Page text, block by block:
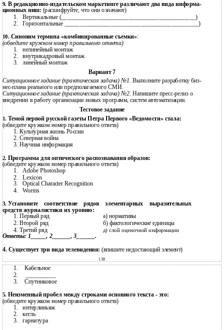
9. В редакционно-издательском маркетинге различают два вида информа-
ционных ниш: (расшифруйте, что они означают)
1.
Вертикальные (____________________________________________)
2.
Горизонтальные ____________________________________________)
10. Синоним термина «комбинированные съемки»:
(обведите кружком номер правильного ответа)
1.
нелинейный монтаж
2.
внутрикадровый монтаж
3.
линейный монтаж
Вариант 7
Ситуационное задание (практическая задача) №1.Выполните разработку биз-
нес-плана реального или предполагаемого СМИ.
Ситуационное задание (практическая задача) №2.Напишите пресс-релизо
внедрении в работу организации новых программ, систем автоматизации.
Тестовое задание
1. Темой первой русской газеты Петра Первого «Ведомости» стала:
(обведите кружком номер правильного ответа)
1.
Культурная жизнь России
2. Северная война
3. Научная информация
2. Программа для оптического распознавания образов:
(обведите кружком номер правильного ответа)
1.
Adobe Photoshop
2. Lexicon
3. Optical Character Recognition
4. Worms
3. Установите соответствие рядов элементарных выразительных
средств журналистики их уровню:
1. Первый ряд
а) нормативы
2. Второй ряд
б) фактологические единицы
4. Третий ряд д) слой оценочной информации
Ответы: 1_____, 2______, 3______.
4. Существует три вида телевидения: (впишите недостающий элемент)
138
1.
Кабельное
2.
3.
Спутниковое
5. Неизменный пробел между строками основного текста - это:
(обведите кружком номер правильного ответа)
1.
интерлиньяж
2.
кегль
3.
гарнитура